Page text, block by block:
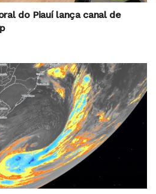
do Piauí lança canal de